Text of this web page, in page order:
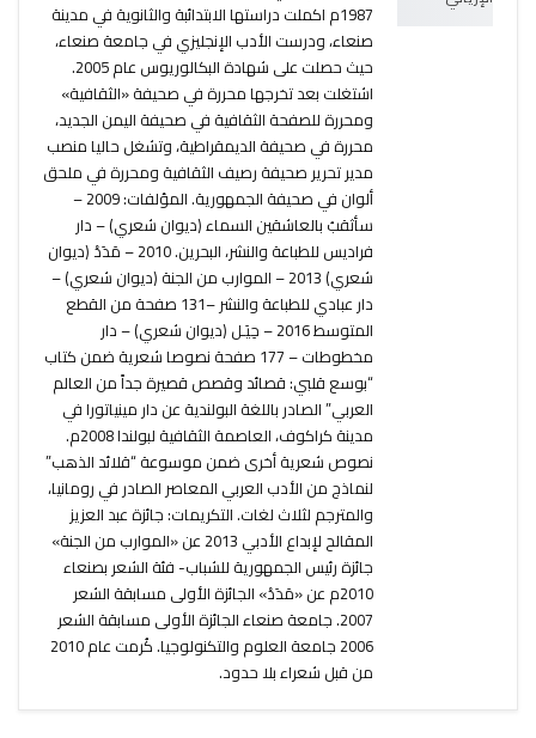
1987م اكملت دراستها الابتدائبة والثانوية في مدينة
صنعاء، ودرست الأدب الإنجليزي في جامعة صنعاء،
حيث حصلت على شهادة البكالوريوس عام 2005.
اشتغلت بعد تخرجها محررة في صحيفة «الثقافية»
ومحررة للصفحة الثقافية في صحيفة اليمن الجديد،
محررة في صحيفة الديمقراطية، وتشغل حاليا منصب
مدير تحرير صحيفة رصيف الثقافية ومحررة في ملحق
ألوان في صحيفة الجمهورية. المؤلفات: 2009 –
سأثقبُ بالعاشقين السماء (ديوان شعري) – دار
فراديس للطباعة والنشر، البحرين. 2010 – مَدَدْ (ديوان
شعري) 2013 – الموارب من الجنة (ديوان شعري) –
دار عبادي للطباعة والنشر –131 صفحة من القطع
المتوسط 2016 – حِيَـل (ديوان شعري) – دار
مخطوطات – 177 صفحة نصوصا شعرية ضمن كتاب
“بوسع قلبي: قصائد وقصص قصيرة جداً من العالم
العربي” الصادر باللغة البولندية عن دار مينياتورا في
مدينة كراكوف، العاصمة الثقافية لبولندا 2008م.
نصوص شعرية أخرى ضمن موسوعة “قلائد الذهب”
لنماذج من الأدب العربي المعاصر الصادر في رومانيا،
والمترجم لثلاث لغات. التكريمات: جائزة عبد العزيز
المقالح لإبداع الأدبي 2013 عن «الموارب من الجنة»
جائزة رئيس الجمهورية للشباب- فئة الشعر بصنعاء
2010م عن «مَدَدْ» الجائزة الأولى مسابقة الشعر
2007. جامعة صنعاء الجائزة الأولى مسابقة الشعر
2006 جامعة العلوم والتكنولوجيا. كُرمت عام 2010
من قبل شعراء بلا حدود.